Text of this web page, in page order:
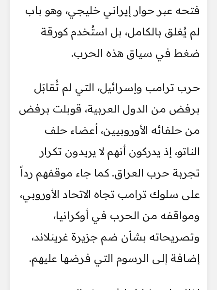
فتحه عبر حوار إيراني خليجي، وهو باب
لم يُغلق بالكامل، بل استُخدم كورقة
ضغط في سياق هذه الحرب.
حرب ترامب وإسرائيل، التي لم تُقابَل
برفض من الدول العربية، قوبلت برفض
من حلفائه الأوروبيين، أعضاء حلف
الناتو، إذ يدركون أنهم لا يريدون تكرار
تجربة حرب العراق. كما جاء موقفهم رداً
على سلوك ترامب تجاه الاتحاد الأوروبي،
ومواقفه من الحرب في أوكرانيا،
وتصريحاته بشأن ضم جزيرة غرينلاند،
إضافة إلى الرسوم التي فرضها عليهم.